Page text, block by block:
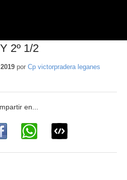
2º 1/2
por Cp victorpradera leganes